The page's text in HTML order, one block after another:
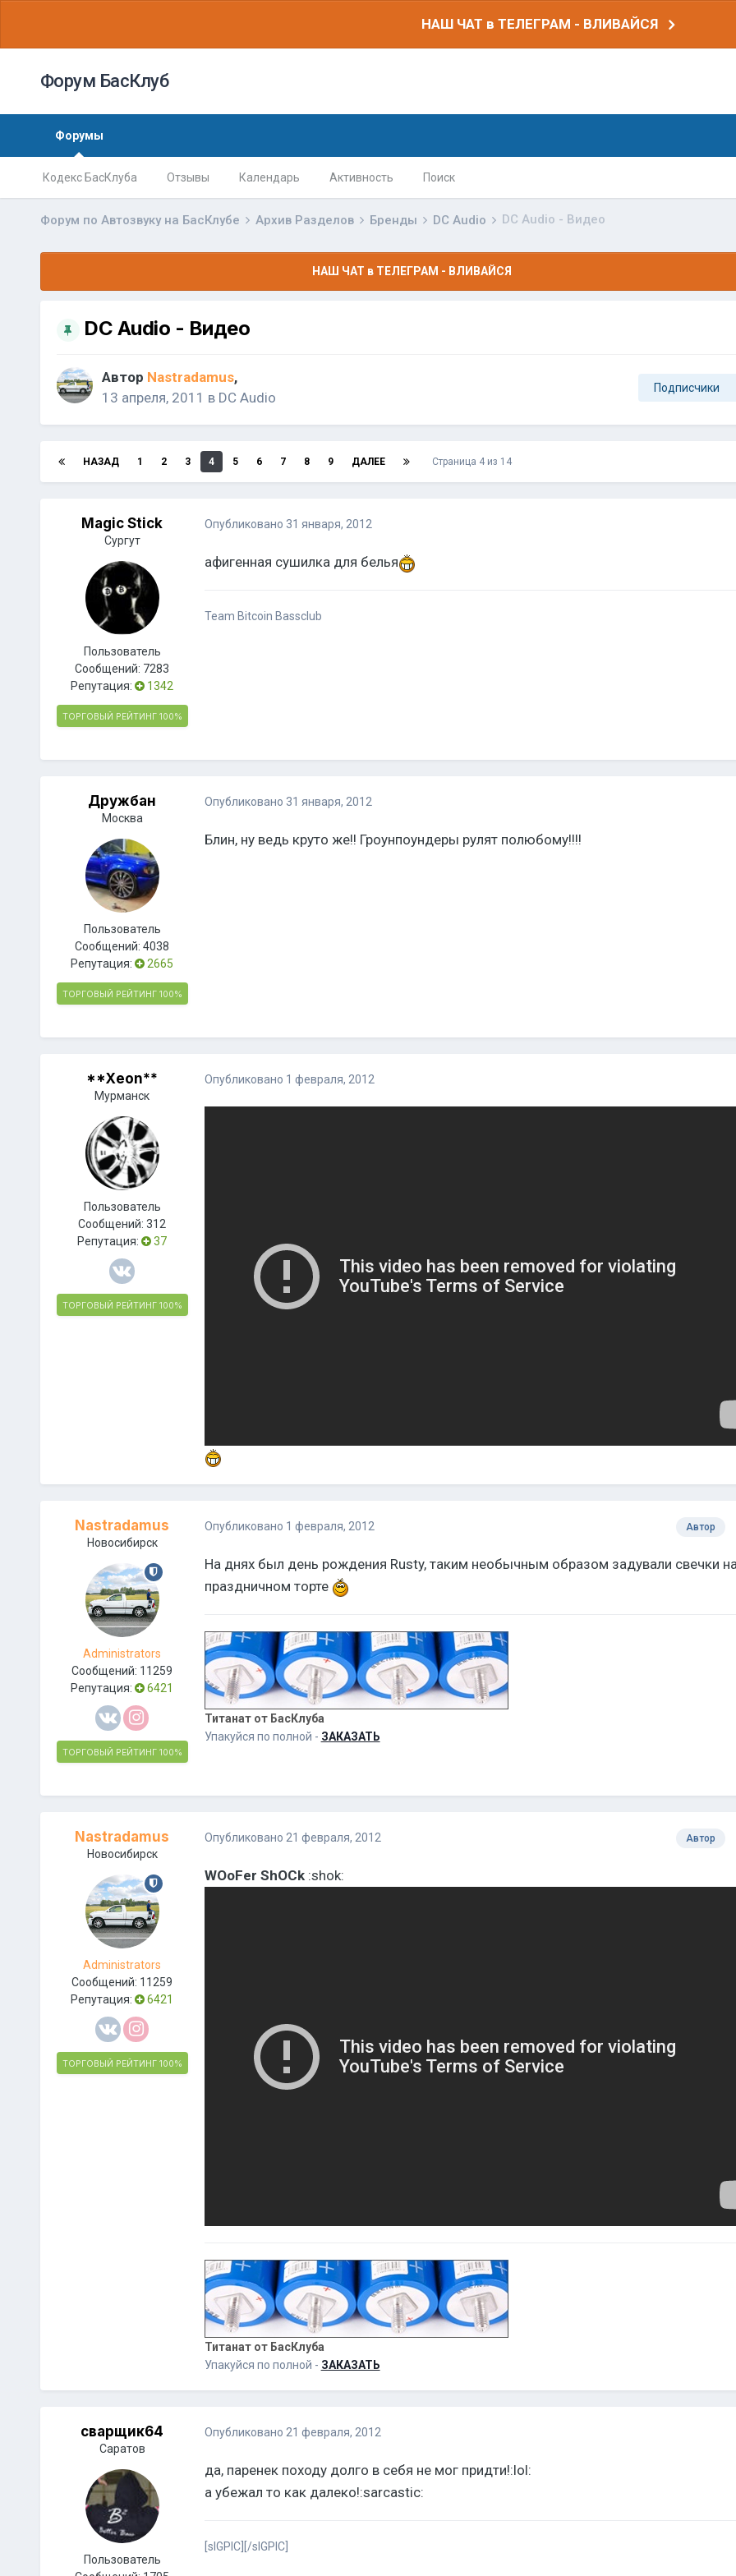
НАШ ЧАТ в ТЕЛЕГРАМ - ВЛИВАЙСЯ
Форум БасКлуб
Форумы
Кодекс БасКлуба Отзывы Календарь Активность Поиск
Форум по Автозвуку на БасКлубе Архив Разделов Бренды DC Audio DC Audio - Видео
НАШ ЧАТ в ТЕЛЕГРАМ - ВЛИВАЙСЯ
DC Audio - Видео
Автор Nastradamus,
13 апреля, 2011 в DC Audio
Подписчики
НАЗАД 1 2 3 4 5 6 7 8 9 ДАЛЕЕ Страница 4 из 14
Magic Stick
Сургут
Пользователь
Сообщений: 7283
Репутация:
1342
ТОРГОВЫЙ РЕЙТИНГ 100%
Опубликовано 31 января, 2012
афигенная сушилка для белья
Team Bitcoin Bassclub
Дружбан
Москва
Пользователь
Сообщений:4038
Репутация:
2665
ТОРГОВЫЙ РЕЙТИНГ 100%
Опубликовано 31 января, 2012
Блин, ну ведь круто же!! Гроунпоундеры рулят полюбому!!!!
**Xeon**
Мурманск
Пользователь
Сообщений:312
Репутация:
37
ТОРГОВЫЙ РЕЙТИНГ 100%
Опубликовано 1 февраля, 2012
Nastradamus
Новосибирск
Administrators
Сообщений: 11259
Репутация:
6421
ТОРГОВЫЙ РЕЙТИНГ 100%
Автор
Опубликовано 1 февраля, 2012
На днях был день рождения Rusty, таким необычным образом задували свечки
праздничном торте
Титанат от БасКлуба
Упакуйся по полной - ЗАКАЗАТЬ
Nastradamus
Новосибирск
Administrators
Сообщений: 11259
Репутация:
6421
ТОРГОВЫЙ РЕЙТИНГ 100%
Автор
Опубликовано 21 февраля, 2012
WOoFer ShOCk:shok:
Титанат от БасКлуба
Упакуйся по полной - ЗАКАЗАТЬ
сварщик64
Саратов
Пользователь
Опубликовано 21 февраля, 2012
да, паренек походу долго в себя не мог придти!:lol:
а убежал то как далеко!:sarcastic:
[sIGPIC][/sIGPIC]